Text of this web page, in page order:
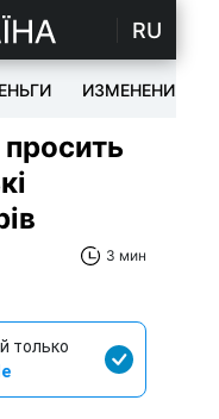
RU
ИЗМЕНЕНИЯ
3 мин
только